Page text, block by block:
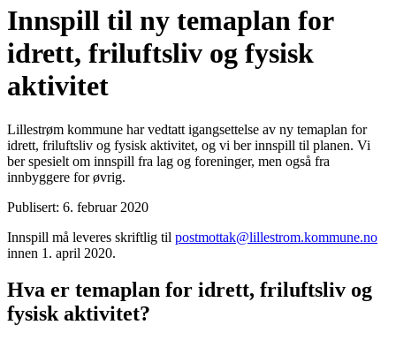
Innspill til ny temaplan for
idrett, friluftsliv og fysisk
aktivitet
Lillestrøm kommune har vedtatt igangsettelse av ny temaplan for
idrett, friluftsliv og fysisk aktivitet, og vi ber innspill til planen. Vi
ber spesielt om innspill fra lag og foreninger, men også fra
innbyggere for øvrig.
Publisert: 6. februar 2020
Innspill må leveres skriftlig til postmottak@lillestrom.kommune.no
innen 1. april 2020.
Hva er temaplan for idrett, friluftsliv og
fysisk aktivitet?